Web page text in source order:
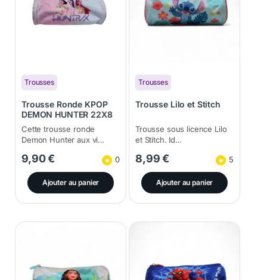
Trousses
Trousse Ronde KPOP
DEMON HUNTER 22X8
Cette trousse ronde
Demon Hunter aux vi…
9,90€ 0
Ajouter au panier
Trousses
Trousse Lilo et Stitch
Trousse sous licence Lilo
et Stitch. Id…
8,99€ 5
Ajouter au panier